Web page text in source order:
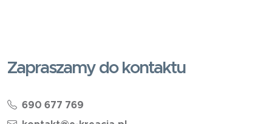
Zapraszamy do kontaktu
690 677 769